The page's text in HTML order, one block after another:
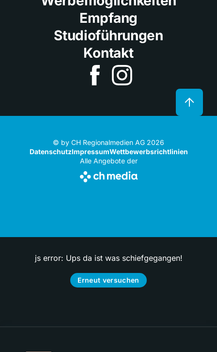
Empfang
Studioführungen
Kontakt
© by CH Regionalmedien AG 2026
DatenschutzImpressumWettbewerbsrichtlinien
Alle Angebote der
js error: Ups da ist was schiefgegangen!
Erneut versuchen